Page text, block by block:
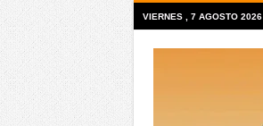
VIERNES , 7 AGOSTO 2026